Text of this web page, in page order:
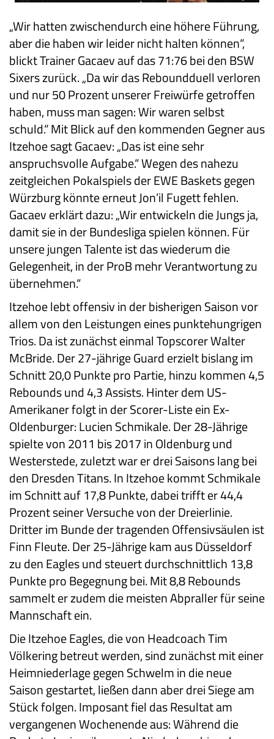
„Wir hatten zwischendurch eine höhere Führung,
aber die haben wir leider nicht halten können“,
blickt Trainer Gacaev auf das 71:76 bei den BSW
Sixers zurück. „Da wir das Reboundduell verloren
und nur 50 Prozent unserer Freiwürfe getroffen
haben, muss man sagen: Wir waren selbst
schuld.“ Mit Blick auf den kommenden Gegner aus
Itzehoe sagt Gacaev: „Das ist eine sehr
anspruchsvolle Aufgabe.“ Wegen des nahezu
zeitgleichen Pokalspiels der EWE Baskets gegen
Würzburg könnte erneut Jon’il Fugett fehlen.
Gacaev erklärt dazu: „Wir entwickeln die Jungs ja,
damit sie in der Bundesliga spielen können. Für
unsere jungen Talente ist das wiederum die
Gelegenheit, in der ProB mehr Verantwortung zu
übernehmen.“
Itzehoe lebt offensiv in der bisherigen Saison vor
allem von den Leistungen eines punktehungrigen
Trios. Da ist zunächst einmal Topscorer Walter
McBride. Der 27-jährige Guard erzielt bislang im
Schnitt 20,0 Punkte pro Partie, hinzu kommen 4,5
Rebounds und 4,3 Assists. Hinter dem US-
Amerikaner folgt in der Scorer-Liste ein Ex-
Oldenburger: Lucien Schmikale. Der 28-Jährige
spielte von 2011 bis 2017 in Oldenburg und
Westerstede, zuletzt war er drei Saisons lang bei
den Dresden Titans. In Itzehoe kommt Schmikale
im Schnitt auf 17,8 Punkte, dabei trifft er 44,4
Prozent seiner Versuche von der Dreierlinie.
Dritter im Bunde der tragenden Offensivsäulen ist
Finn Fleute. Der 25-Jährige kam aus Düsseldorf
zu den Eagles und steuert durchschnittlich 13,8
Punkte pro Begegnung bei. Mit 8,8 Rebounds
sammelt er zudem die meisten Abpraller für seine
Mannschaft ein.
Die Itzehoe Eagles, die von Headcoach Tim
Völkering betreut werden, sind zunächst mit einer
Heimniederlage gegen Schwelm in die neue
Saison gestartet, ließen dann aber drei Siege am
Stück folgen. Imposant fiel das Resultat am
vergangenen Wochenende aus: Während die